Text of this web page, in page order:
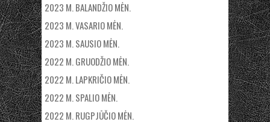
2023 M. BALANDŽIO MĖN.
2023 M. VASARIO MĖN.
2023 M. SAUSIO MĖN.
2022 M. GRUODŽIO MĖN.
2022 M. LAPKRIČIO MĖN.
2022 M. SPALIO MĖN.
2022 M. RUGPJŪČIO MĖN.